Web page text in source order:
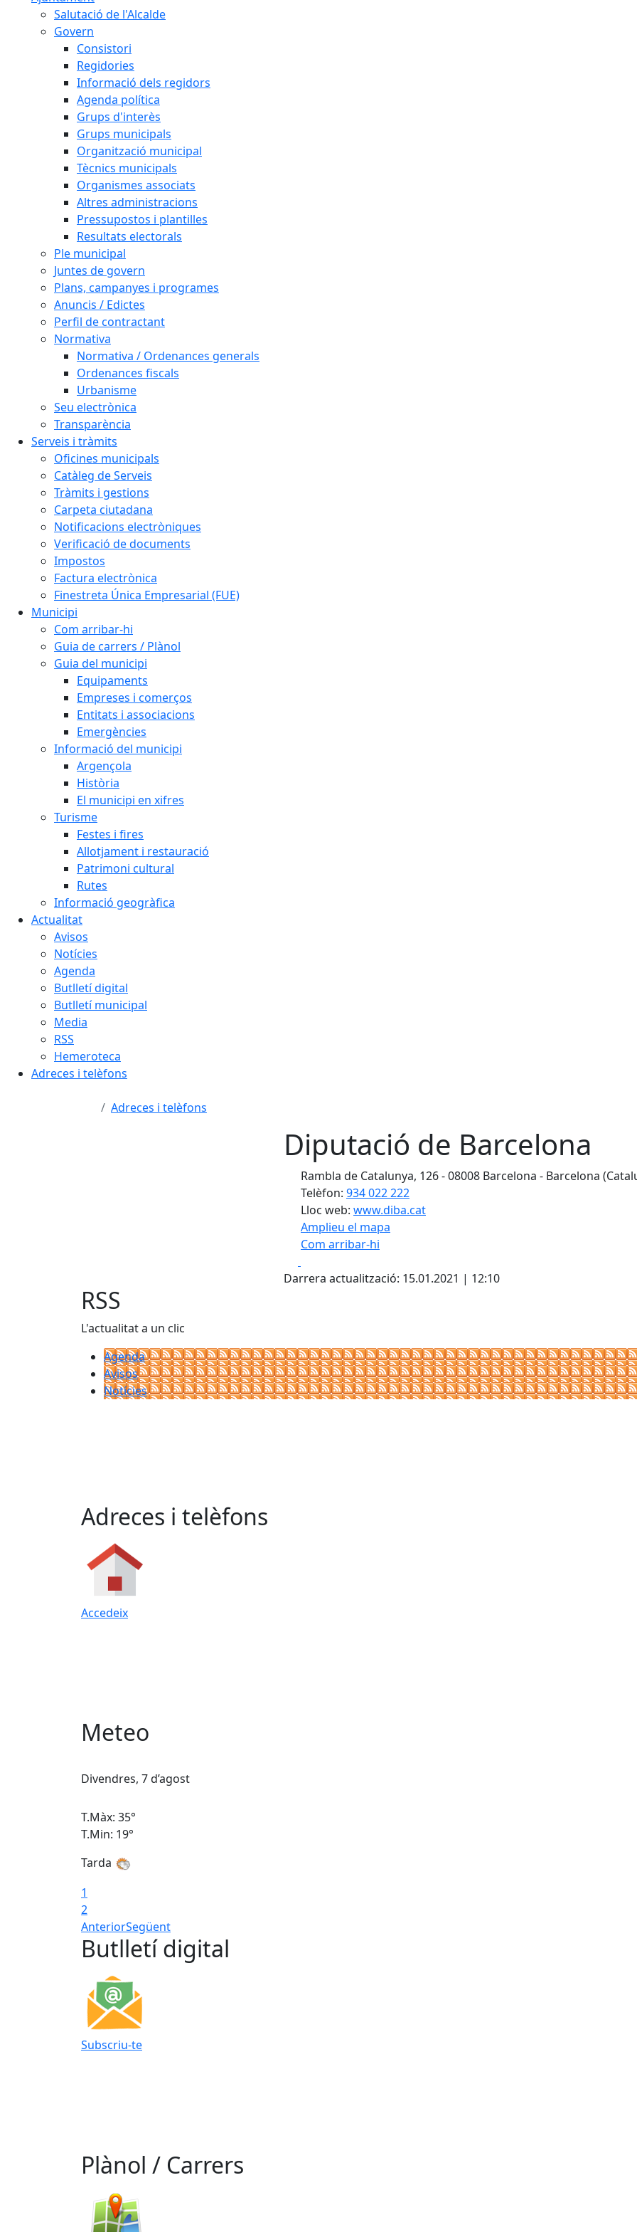
Salutació de l'Alcalde
Govern
Consistori
Regidories
Informació dels regidors
Agenda política
Grups d'interès
Grups municipals
Organització municipal
Tècnics municipals
Organismes associats
Altres administracions
Pressupostos i plantilles
Resultats electorals
Ple municipal
Juntes de govern
Plans, campanyes i programes
Anuncis / Edictes
Perfil de contractant
Normativa
Normativa / Ordenances generals
Ordenances fiscals
Urbanisme
Seu electrònica
Transparència
Serveis i tràmits
Oficines municipals
Catàleg de Serveis
Tràmits i gestions
Carpeta ciutadana
Notificacions electròniques
Verificació de documents
Impostos
Factura electrònica
Finestreta Única Empresarial (FUE)
Municipi
Com arribar-hi
Guia de carrers / Plànol
Guia del municipi
Equipaments
Empreses i comerços
Entitats i associacions
Emergències
Informació del municipi
Argençola
Història
El municipi en xifres
Turisme
Festes i fires
Allotjament i restauració
Patrimoni cultural
Rutes
Informació geogràfica
Actualitat
Avisos
Notícies
Agenda
Butlletí digital
Butlletí municipal
Media
RSS
Hemeroteca
Adreces i telèfons
Adreces i telèfons
Diputació de Barcelona
Rambla de Catalunya, 126 - 08008 Barcelona - Barcelona
Telèfon: 934 022 222
Lloc web: www.diba.cat
Amplieu el mapa
Com arribar-hi
+
Darrera actualització: 15.01.2021 | 12:10
RSS
L'actualitat a un clic
Agenda
Avisos
Notícies
Adreces i telèfons
Accedeix
Meteo
Divendres, 7 d’agost
T.Màx: 35°
T.Min: 19°
Tarda
1
2
AnteriorSegüent
Butlletí digital
Subscriu-te
Plànol / Carrers